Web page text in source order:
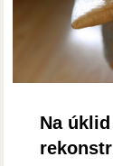
Na